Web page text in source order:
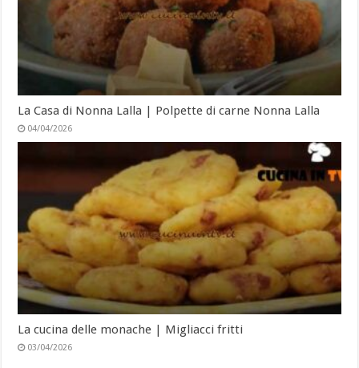
La Casa di Nonna Lalla | Polpette di carne Nonna Lalla
04/04/2026
La cucina delle monache | Migliacci fritti
03/04/2026